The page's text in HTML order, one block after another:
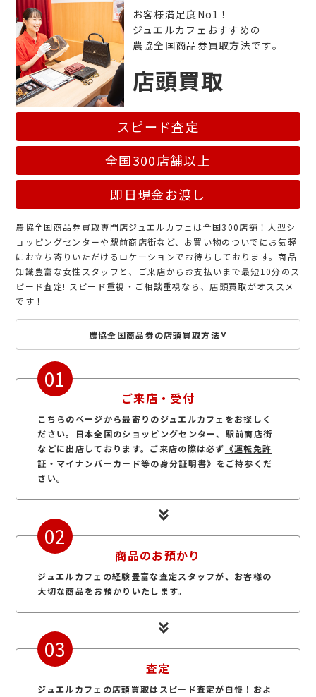
お客様満足度No1！
ジュエルカフェおすすめの
農協全国商品券買取方法です。
店頭買取
スピード査定
全国300店舗以上
即日現金お渡し
農協全国商品券買取専門店ジュエルカフェは全国300店舗！大型シ
ョッピングセンターや駅前商店街など、お買い物のついでにお気軽
にお立ち寄りいただけるロケーションでお待ちしております。商品
知識豊富な女性スタッフと、ご来店からお支払いまで最短10分のス
ピード査定! スピード重視・ご相談重視なら、店頭買取がオススメ
です！
農協全国商品券の店頭買取方法
ご来店・受付
こちらのページから最寄りのジュエルカフェをお探しく
ださい。日本全国のショッピングセンター、駅前商店街
などに出店しております。ご来店の際は必ず 《運転免許
証・マイナンバーカード等の身分証明書》 をご持参くだ
さい。
01
商品のお預かり
ジュエルカフェの経験豊富な査定スタッフが、お客様の
大切な商品をお預かりいたします。
02
査定
ジュエルカフェの店頭買取はスピード査定が自慢！およ
03